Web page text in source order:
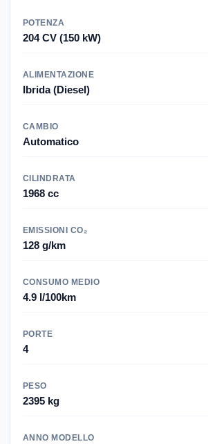
POTENZA
204 CV (150 kW)
ALIMENTAZIONE
Ibrida (Diesel)
CAMBIO
Automatico
CILINDRATA
1968 cc
EMISSIONI CO₂
128 g/km
CONSUMO MEDIO
4.9 l/100km
PORTE
4
PESO
2395 kg
ANNO MODELLO